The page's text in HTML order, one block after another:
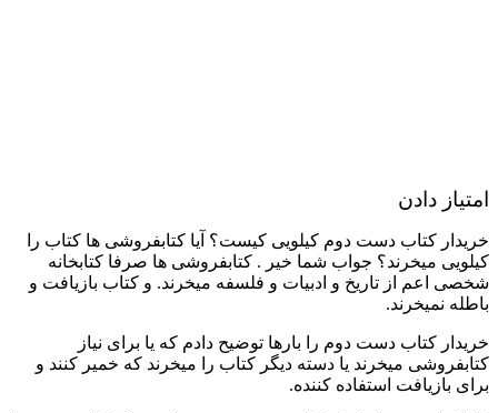
امتیاز دادن
خریدار کتاب دست دوم کیلویی کیست؟ آیا کتابفروشی ها کتاب را
کیلویی میخرند؟ جواب شما خیر . کتابفروشی ها صرفا کتابخانه
شخصی اعم از تاریخ و ادبیات و فلسفه میخرند. و کتاب بازیافت و
باطله نمیخرند.
خریدار کتاب دست دوم را بارها توضیح دادم که یا برای نیاز
کتابفروشی میخرند یا دسته دیگر کتاب را میخرند که خمیر کنند و
برای بازیافت استفاده کننده.